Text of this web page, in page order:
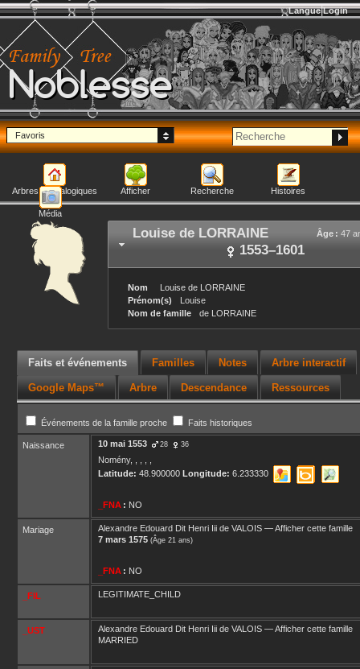
Noblesse
Langue Login
Favoris
Arbres généalogiques Afficher Recherche Histoires
Média
Louise de LORRAINE Âge : 47
1553–1601
Nom Louise de LORRAINE
Prénom(s)
Louise
Nom de famille
de LORRAINE
Faits et événements Familles Notes Arbre interactif
Google Maps™ Arbre Descendance Ressources
Événements de la famille proche Faits historiques
Naissance 10 mai 1553 28 36
Nomény, , , , ,
Latitude: 48.900000 Longitude: 6.233330
_FNA : NO
Mariage Alexandre Edouard Dit Henri Iii de VALOIS —Afficher cette famille
7 mars 1575 (Âge 21 ans)
_FNA : NO
_FIL LEGITIMATE_CHILD
_UST Alexandre Edouard Dit Henri Iii de VALOIS —Afficher cette famille
MARRIED